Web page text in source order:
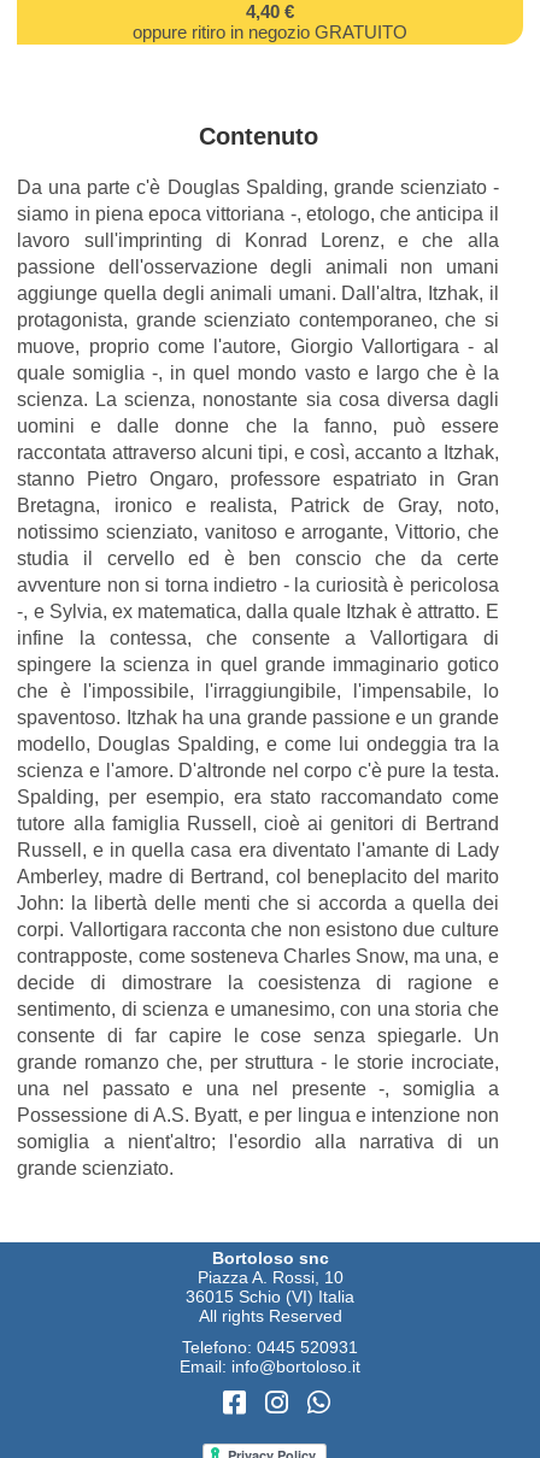
4,40 €
oppure ritiro in negozio GRATUITO
Contenuto
Da una parte c'è Douglas Spalding, grande scienziato -
siamo in piena epoca vittoriana -, etologo, che anticipa il
lavoro sull'imprinting di Konrad Lorenz, e che alla
passione dell'osservazione degli animali non umani
aggiunge quella degli animali umani. Dall'altra, Itzhak, il
protagonista, grande scienziato contemporaneo, che si
muove, proprio come l'autore, Giorgio Vallortigara - al
quale somiglia -, in quel mondo vasto e largo che è la
scienza. La scienza, nonostante sia cosa diversa dagli
uomini e dalle donne che la fanno, può essere
raccontata attraverso alcuni tipi, e così, accanto a Itzhak,
stanno Pietro Ongaro, professore espatriato in Gran
Bretagna, ironico e realista, Patrick de Gray, noto,
notissimo scienziato, vanitoso e arrogante, Vittorio, che
studia il cervello ed è ben conscio che da certe
avventure non si torna indietro - la curiosità è pericolosa
-, e Sylvia, ex matematica, dalla quale Itzhak è attratto. E
infine la contessa, che consente a Vallortigara di
spingere la scienza in quel grande immaginario gotico
che è l'impossibile, l'irraggiungibile, l'impensabile, lo
spaventoso. Itzhak ha una grande passione e un grande
modello, Douglas Spalding, e come lui ondeggia tra la
scienza e l'amore. D'altronde nel corpo c'è pure la testa.
Spalding, per esempio, era stato raccomandato come
tutore alla famiglia Russell, cioè ai genitori di Bertrand
Russell, e in quella casa era diventato l'amante di Lady
Amberley, madre di Bertrand, col beneplacito del marito
John: la libertà delle menti che si accorda a quella dei
corpi. Vallortigara racconta che non esistono due culture
contrapposte, come sosteneva Charles Snow, ma una, e
decide di dimostrare la coesistenza di ragione e
sentimento, di scienza e umanesimo, con una storia che
consente di far capire le cose senza spiegarle. Un
grande romanzo che, per struttura - le storie incrociate,
una nel passato e una nel presente -, somiglia a
Possessione di A.S. Byatt, e per lingua e intenzione non
somiglia a nient'altro; l'esordio alla narrativa di un
grande scienziato.
Bortoloso snc
Piazza A. Rossi, 10
36015 Schio (VI) Italia
All rights Reserved
Telefono: 0445 520931
Email: info@bortoloso.it